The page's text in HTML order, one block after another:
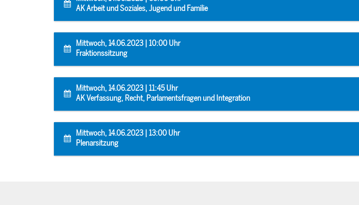
AK Arbeit und Soziales, Jugend und Familie
Mittwoch, 14.06.2023 | 10:00 Uhr
Fraktionssitzung
Mittwoch, 14.06.2023 | 11:45 Uhr
AK Verfassung, Recht, Parlamentsfragen und Integration
Mittwoch, 14.06.2023 | 13:00 Uhr
Plenarsitzung